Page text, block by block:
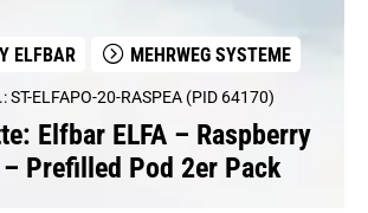
ELFBAR MEHRWEG SYSTEME
ST-ELFAPO-20-RASPEA (PID 64170)
Elfbar ELFA – Raspberry
Prefilled Pod 2er Pack